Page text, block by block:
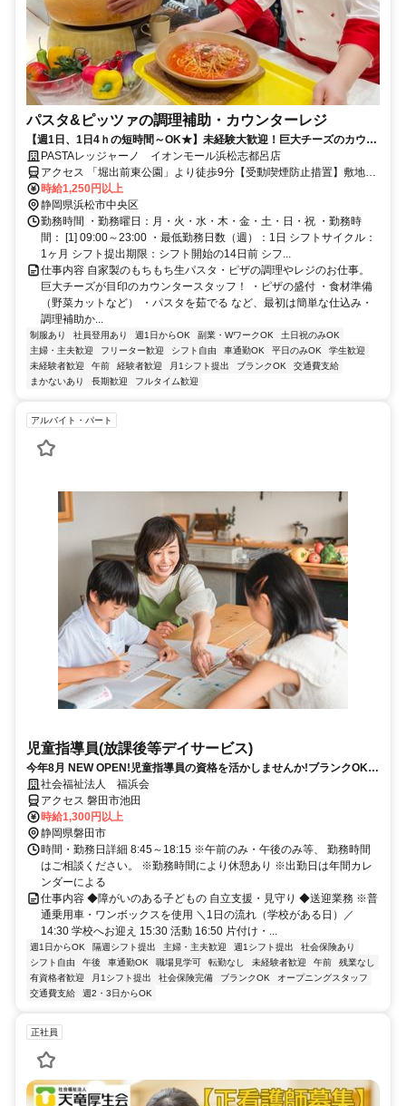
パスタ&ピッツァの調理補助・カウンターレジ
【週1日、1日4ｈの短時間～OK★】未経験大歓迎！巨大チーズのカウン
タースタッフ大募集！
PASTAレッジャーノ イオンモール浜松志都呂店
アクセス 「堀出前東公園」より徒歩9分【受動喫煙防止措置】敷地内
禁煙 （喫煙所/勤務地により異なる）
時給1,250円以上
静岡県浜松市中央区
勤務時間 ・勤務曜日：月・火・水・木・金・土・日・祝 ・勤務時
間： [1] 09:00～23:00 ・最低勤務日数（週）：1日 シフトサイクル：
1ヶ月 シフト提出期限：シフト開始の14日前 シフ...
仕事内容 自家製のもちもち生パスタ・ピザの調理やレジのお仕事。
巨大チーズが目印のカウンタースタッフ！ ・ピザの盛付 ・食材準備
（野菜カットなど） ・パスタを茹でる など、最初は簡単な仕込み・
調理補助か...
制服あり 社員登用あり 週1日からOK 副業・WワークOK
土日祝のみOK
主婦・主夫歓迎
フリーター歓迎 シフト自由 車通勤OK 平日のみOK
学生歓迎
未経験者歓迎
午前 経験者歓迎 月1シフト提出 ブランクOK
交通費支給
まかないあり
長期歓迎 フルタイム歓迎
アルバイト・パート
児童指導員(放課後等デイサービス)
今年8月 NEW OPEN!児童指導員の資格を活かしませんか!ブランクOK♪
週1日～OK!シフトの融通ききます
社会福祉法人 福浜会
アクセス 磐田市池田
時給1,300円以上
静岡県磐田市
時間・勤務日詳細 8:45～18:15 ※午前のみ・午後のみ等、 勤務時間
はご相談ください。 ※勤務時間により休憩あり ※出勤日は年間カレ
ンダーによる
仕事内容 ◆障がいのある子どもの 自立支援・見守り ◆送迎業務 ※普
通乗用車・ワンボックスを使用 ＼1日の流れ（学校がある日）／
14:30 学校へお迎え 15:30 活動 16:50 片付け・...
週1日からOK 隔週シフト提出 主婦・主夫歓迎 週1シフト提出
社会保険あり
シフト自由
午後 車通勤OK 職場見学可 転勤なし 未経験者歓迎 午前
残業なし
有資格者歓迎
月1シフト提出 社会保険完備 ブランクOK
オープニングスタッフ
交通費支給
週2・3日からOK
正社員